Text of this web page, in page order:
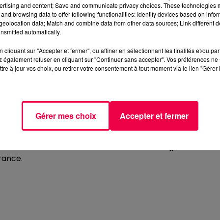
un message de prudence à destination des
mises dans certaines boîtes aux lettres. Les
à la plus grande prudence.
s'agir de repérages pour de potentiels
d'autres communes en France. Selon les gendarmes,
and content; Save and communicate privacy choices. These technologies
browsing data to offer following functionalities: Identify devices based on
data; Match and combine data from other data sources; Link different
automatically.
cliquant sur "Accepter et fermer", ou affiner en sélectionnant les finalités et/ou
également refuser en cliquant sur "Continuer sans accepter". Vos préférences
à jour vos choix, ou retirer votre consentement à tout moment via le lien
Gérer mes choix Accepter et fermer